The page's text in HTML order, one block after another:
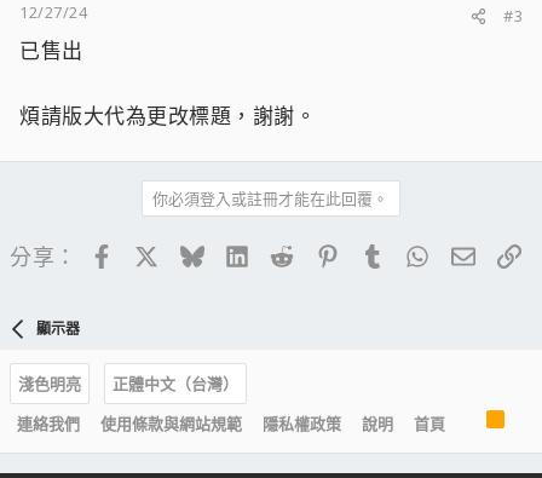
12/27/24
#3
已售出
煩請版大代為更改標題，謝謝。
你必須登入或註冊才能在此回覆。
分享： FacebookBlueskyLinkedIn
Reddit PinterestTumblrWhatsApp
電子
顯示器
淺色明亮
正體中文（台灣）
連絡我們
使用條款與網站規範 隱私權政策 說明 首頁
S